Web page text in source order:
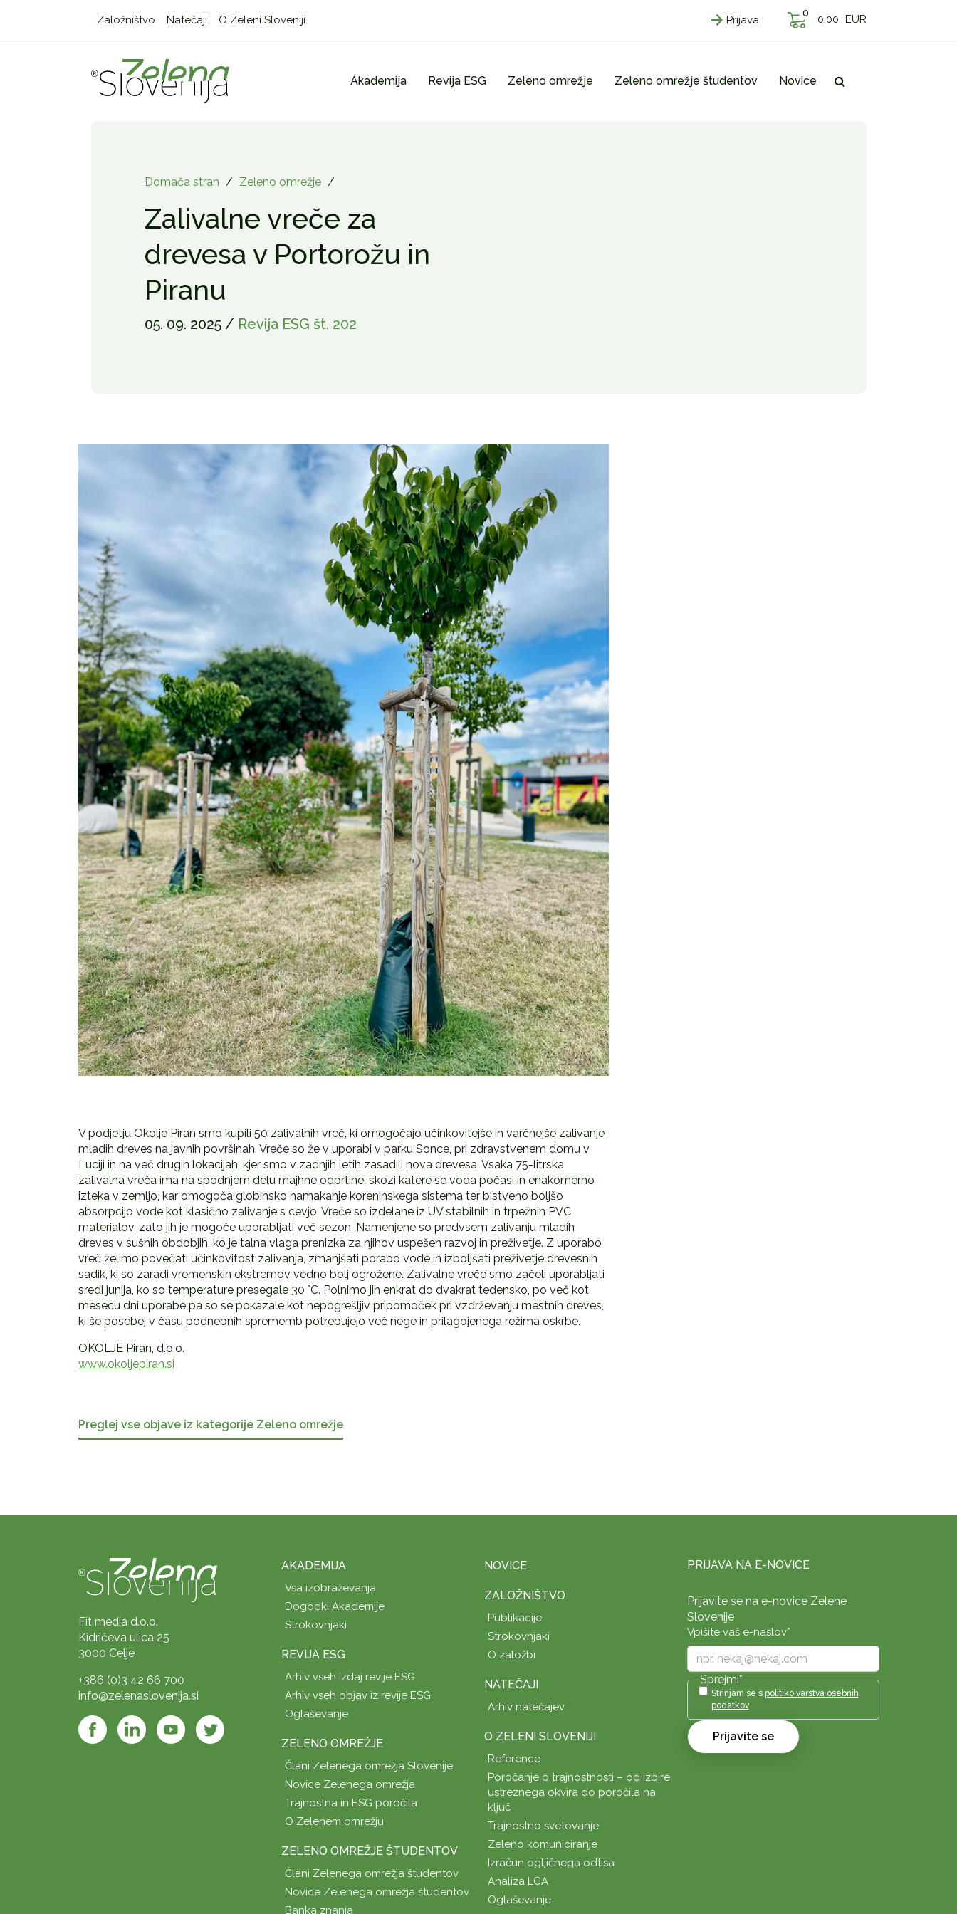
Založništvo Natečaji O Zeleni Sloveniji Prijava
0 0,00 EUR
Akademija Revija ESG Zeleno omrežje Zeleno omrežje študentov Novice
Domača stran / Zeleno omrežje /
Zalivalne vreče za
drevesa v Portorožu in
Piranu
05. 09. 2025 / Revija ESG št. 202
V podjetju Okolje Piran smo kupili 50 zalivalnih vreč, ki omogočajo učinkovitejše in varčnejše zalivanje
mladih dreves na javnih površinah. Vreče so že v uporabi v parku Sonce, pri zdravstvenem domu v
Luciji in na več drugih lokacijah, kjer smo v zadnjih letih zasadili nova drevesa. Vsaka 75-litrska
zalivalna vreča ima na spodnjem delu majhne odprtine, skozi katere se voda počasi in enakomerno
izteka v zemljo, kar omogoča globinsko namakanje koreninskega sistema ter bistveno boljšo
absorpcijo vode kot klasično zalivanje s cevjo. Vreče so izdelane iz UV stabilnih in trpežnih PVC
materialov, zato jih je mogoče uporabljati več sezon. Namenjene so predvsem zalivanju mladih
dreves v sušnih obdobjih, ko je talna vlaga prenizka za njihov uspešen razvoj in preživetje. Z uporabo
vreč želimo povečati učinkovitost zalivanja, zmanjšati porabo vode in izboljšati preživetje drevesnih
sadik, ki so zaradi vremenskih ekstremov vedno bolj ogrožene. Zalivalne vreče smo začeli uporabljati
sredi junija, ko so temperature presegale 30 °C. Polnimo jih enkrat do dvakrat tedensko, po več kot
mesecu dni uporabe pa so se pokazale kot nepogrešljiv pripomoček pri vzdrževanju mestnih dreves,
ki še posebej v času podnebnih sprememb potrebujejo več nege in prilagojenega režima oskrbe.
OKOLJE Piran, d.o.o.
www.okoljepiran.si
Preglej vse objave iz kategorije Zeleno omrežje
Fit media d.o.o.
Kidričeva ulica 25
3000 Celje
+386 (0)3 42 66 700
info@zelenaslovenija.si
AKADEMIJA
Vsa izobraževanja
Dogodki Akademije
Strokovnjaki
REVIJA ESG
Arhiv vseh izdaj revije ESG
Arhiv vseh objav iz revije ESG
Oglaševanje
ZELENO OMREŽJE
Člani Zelenega omrežja Slovenije
Novice Zelenega omrežja
Trajnostna in ESG poročila
O Zelenem omrežju
ZELENO OMREŽJE ŠTUDENTOV
Člani Zelenega omrežja študentov
Novice Zelenega omrežja študentov
Banka znanja
NOVICE
ZALOŽNIŠTVO
Publikacije
Strokovnjaki
O založbi
NATEČAJI
Arhiv natečajev
O ZELENI SLOVENIJI
Reference
Poročanje o trajnostnosti – od izbire
ustreznega okvira do poročila na
ključ
Trajnostno svetovanje
Zeleno komuniciranje
Izračun ogljičnega odtisa
Analiza LCA
Oglaševanje
PRIJAVA NA E-NOVICE
Prijavite se na e-novice Zelene
Slovenije
Vpišite vaš e-naslov*
Sprejmi*
Strinjam se s politiko varstva osebnih
podatkov
Prijavite se